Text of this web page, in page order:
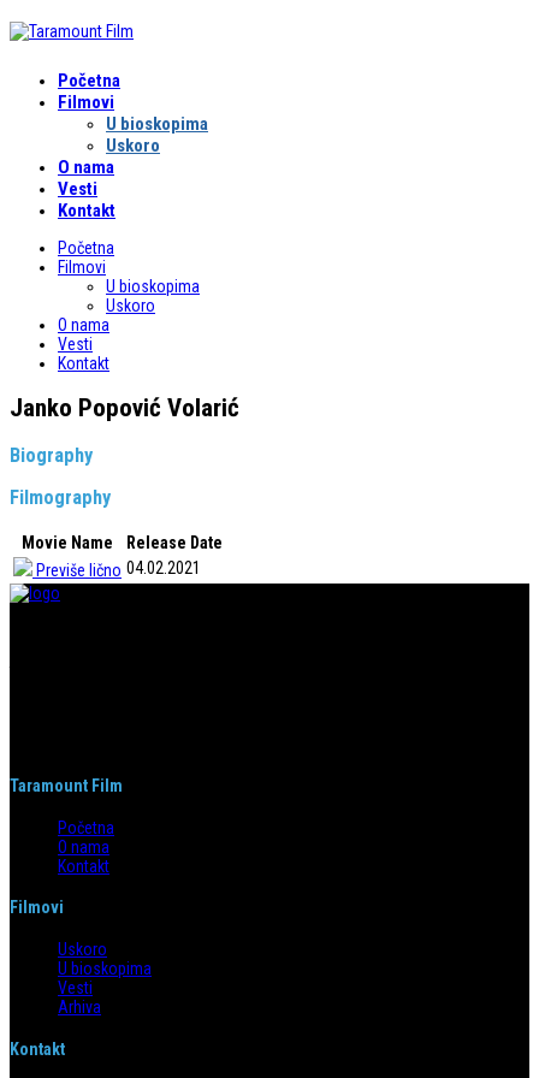
Početna
Filmovi
U bioskopima
Uskoro
O nama
Vesti
Kontakt
Početna
Filmovi
U bioskopima
Uskoro
O nama
Vesti
Kontakt
Janko Popović Volarić
Biography
Filmography
Movie Name
Release Date
Previše lično 04.02.2021
Taramount Film
Početna
O nama
Kontakt
Filmovi
Uskoro
U bioskopima
Vesti
Arhiva
Kontakt